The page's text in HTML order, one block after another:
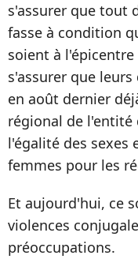
s'assurer que tout
fasse à condition
soient à
s'assurer que
en août dernier
régional de l'entité
l'égalité des sexes
femmes pour les
Et aujourd'hui, ce
violences
préoccupations.